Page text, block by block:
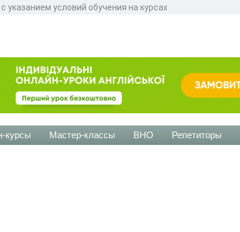
условий обучения на курсах
курсы Мастер-классы ВНО Репетиторы